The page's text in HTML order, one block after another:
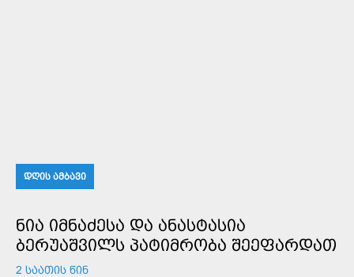
ᲓᲦᲘᲡ ᲐᲛᲑᲐᲕᲘ
ᲜᲘᲐ ᲘᲛᲜᲐᲫᲔᲡᲐ ᲓᲐ ᲐᲜᲐᲡᲢᲐᲡᲘᲐ
ᲑᲔᲠᲣᲐᲨᲕᲘᲚᲡ ᲞᲐᲢᲘᲛᲠᲝᲑᲐ ᲨᲔᲔᲤᲐᲠᲓᲐᲗ
2 ᲡᲐᲐᲗᲘᲡ ᲬᲘᲜ